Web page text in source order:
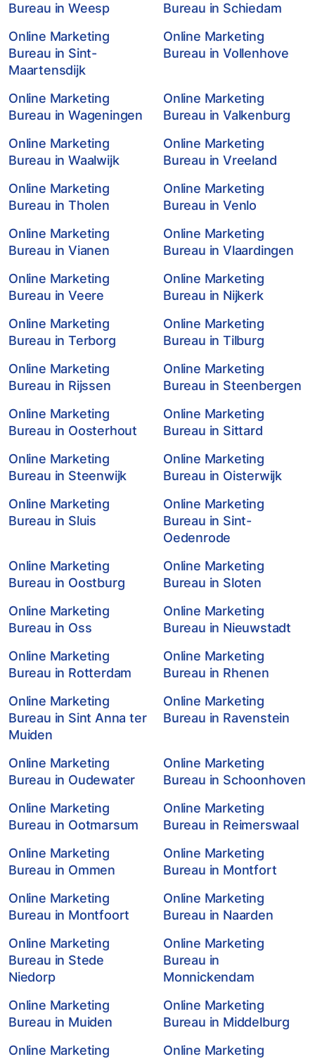
Bureau in Weesp
Bureau in Schiedam
Online Marketing
Bureau in Sint-
Maartensdijk
Online Marketing
Bureau in Vollenhove
Online Marketing
Bureau in Wageningen
Online Marketing
Bureau in Valkenburg
Online Marketing
Bureau in Waalwijk
Online Marketing
Bureau in Vreeland
Online Marketing
Bureau in Tholen
Online Marketing
Bureau in Venlo
Online Marketing
Bureau in Vianen
Online Marketing
Bureau in Vlaardingen
Online Marketing
Bureau in Veere
Online Marketing
Bureau in Nijkerk
Online Marketing
Bureau in Terborg
Online Marketing
Bureau in Tilburg
Online Marketing
Bureau in Rijssen
Online Marketing
Bureau in Steenbergen
Online Marketing
Bureau in Oosterhout
Online Marketing
Bureau in Sittard
Online Marketing
Bureau in Steenwijk
Online Marketing
Bureau in Oisterwijk
Online Marketing
Bureau in Sluis
Online Marketing
Bureau in Sint-
Oedenrode
Online Marketing
Bureau in Oostburg
Online Marketing
Bureau in Sloten
Online Marketing
Bureau in Oss
Online Marketing
Bureau in Nieuwstadt
Online Marketing
Bureau in Rotterdam
Online Marketing
Bureau in Rhenen
Online Marketing
Bureau in Sint Anna ter
Muiden
Online Marketing
Bureau in Ravenstein
Online Marketing
Bureau in Oudewater
Online Marketing
Bureau in Schoonhoven
Online Marketing
Bureau in Ootmarsum
Online Marketing
Bureau in Reimerswaal
Online Marketing
Bureau in Ommen
Online Marketing
Bureau in Montfort
Online Marketing
Bureau in Montfoort
Online Marketing
Bureau in Naarden
Online Marketing
Bureau in Stede
Niedorp
Online Marketing
Bureau in
Monnickendam
Online Marketing
Bureau in Muiden
Online Marketing
Bureau in Middelburg
Online Marketing
Online Marketing